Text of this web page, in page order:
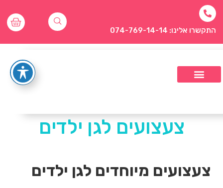
התקשרו אלינו: 074-769-14-14
צעצועים לגן ילדים
צעצועים מיוחדים לגן ילדים